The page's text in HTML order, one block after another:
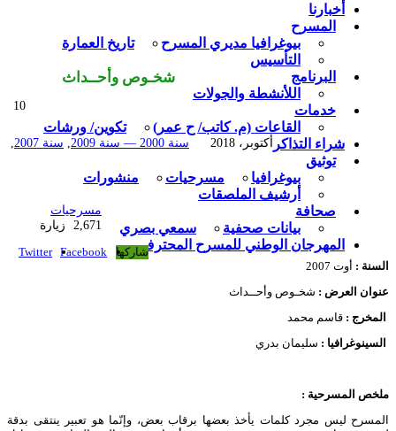
أخبارنا
المسرح
بيوغرافيا مديري المسرح
تاريخ العمارة
التأسيس
البرنامج
اللأنشطة والجولات
خدمات
القاعات (م. كاتب/ ح عمر)
تكوين/ ورشات
شراء التذاكر
توثيق
بيوغرافيا
مسرحيات
منشورات
أرشيف الملصقات
صحافة
بيانات صحفية
سمعي بصري
المهرجان الوطني للمسرح المحترف
شخـوص وأحــداث
10
أكتوبر، 2018 سنة 2000 — سنة 2009 سنة 2007
مسرحيات
2,671 زيارة
شاركها
Facebook
Twitter
السنة : أوت 2007
عنوان العرض : شخـوص وأحــداث
المخرج : قاسم محمد
السينوغرافيا : سليمان بدري
ملخص المسرحية :
المسرح ليس مجرد كلمات يأخذ بعضها برقاب بعض، وإنّما هو تعبير ينتقى بدقة